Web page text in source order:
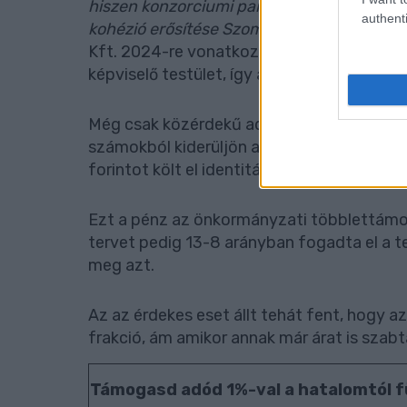
hiszen konzorciumi partnerként részesei
kohézió erősítése Szombathelyen című
Kft. 2024-re vonatkozó üzleti tervében
képviselő testület, így az bárki számára
Még csak közérdekű adatigénylést sem
számokból kiderüljön az önkormányzat
forintot költ el identitás erősítésére.
Ezt a pénz az önkormányzati
tervet pedig 13-8 arányban fogadta el a
meg azt.
Az az érdekes eset állt tehát fent, hogy
frakció, ám amikor annak már árat is
Támogasd adód 1%-val a hatalomtól